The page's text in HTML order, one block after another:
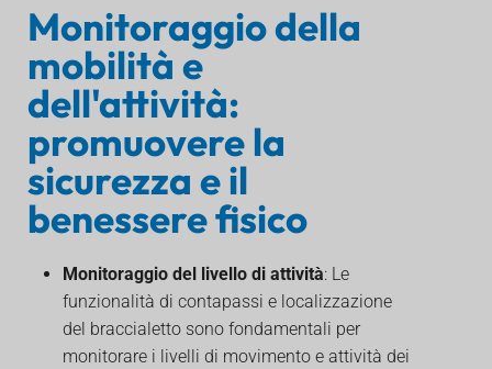
Monitoraggio della
mobilità e
dell'attività:
promuovere la
sicurezza e il
benessere fisico
Monitoraggio del livello di attività: Le
funzionalità di contapassi e localizzazione
del braccialetto sono fondamentali per
monitorare i livelli di movimento e attività dei